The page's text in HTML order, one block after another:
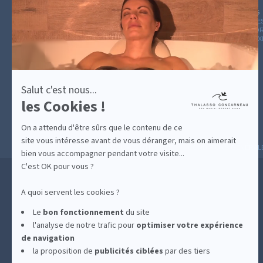
sur
Axeptio
Salut c'est nous...
les Cookies !
On a attendu d'être sûrs que le contenu de ce
site vous intéresse avant de vous déranger, mais on aimerait
bien vous accompagner pendant votre visite...
C'est OK pour vous ?
A quoi servent les cookies ?
Le bon fonctionnement du site
l'analyse de notre trafic pour optimiservotre expérience
de navigation
la proposition de publicités ciblées par des tiers
GUIDE CADEAUX
HÉBERGEMENT
LE BLOG
AVIS
MESURES D'HYGIÈNE CONDITIONS